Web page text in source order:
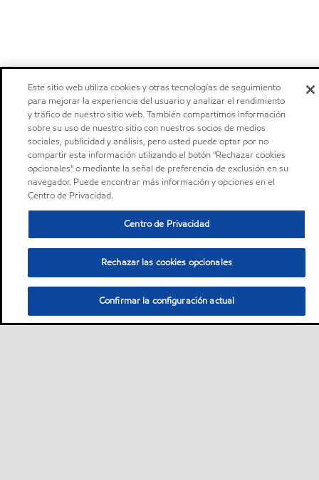
Este sitio web utiliza cookies y otras tecnologías de seguimiento
para mejorar la experiencia del usuario y analizar el rendimiento
y tráfico de nuestro sitio web. También compartimos información
sobre su uso de nuestro sitio con nuestros socios de medios
sociales, publicidad y análisis, pero usted puede optar por no
compartir esta información utilizando el botón "Rechazar cookies
opcionales" o mediante la señal de preferencia de exclusión en su
navegador. Puede encontrar más información y opciones en el
Centro de Privacidad.
Centro de Privacidad
Rechazar las cookies opcionales
Confirmar la configuración actual